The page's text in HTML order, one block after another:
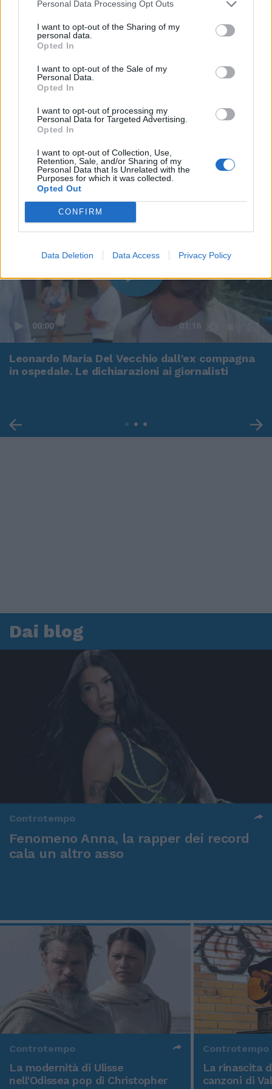
Personal Data Processing Opt Outs
I want to opt-out of the Sharing of my
personal data.
Opted In
I want to opt-out of the Sale of my
Personal Data.
Opted In
I want to opt-out of processing my
Personal Data for Targeted Advertising.
Opted In
I want to opt-out of Collection, Use,
Retention, Sale, and/or Sharing of my
Personal Data that Is Unrelated with the
Purposes for which it was collected.
Opted Out
CONFIRM
Data Deletion Data Access Privacy Policy
00:00 01:16
Leonardo Maria Del Vecchio dall'ex compagna
in ospedale. Le dichiarazioni ai giornalisti
Dai blog
Controtempo
Fenomeno Anna, la rapper dei record
cala un altro asso
Controtempo
La modernità di Ulisse
nell'Odissea pop di Christopher
Controtempo
La rinascita
canzoni di